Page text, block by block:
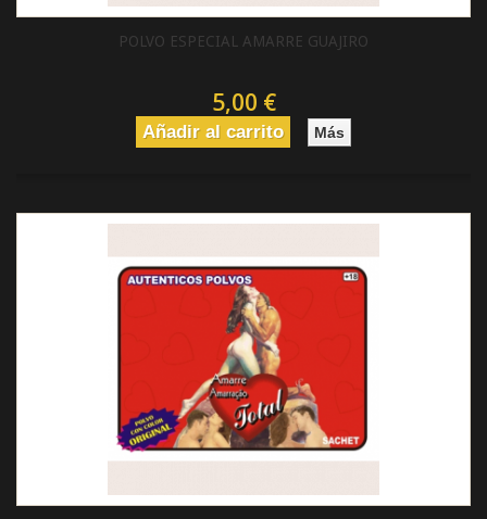
POLVO ESPECIAL AMARRE GUAJIRO
5,00 €
Añadir al carrito Más